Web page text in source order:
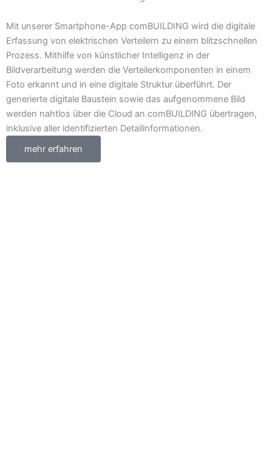
Mit unserer Smartphone-App comBUILDING wird die digitale
Erfassung von elektrischen Verteilern zu einem blitzschnellen
Prozess. Mithilfe von künstlicher Intelligenz in der
Bildverarbeitung werden die Verteilerkomponenten in einem
Foto erkannt und in eine digitale Struktur überführt. Der
generierte digitale Baustein sowie das aufgenommene Bild
werden nahtlos über die Cloud an comBUILDING übertragen,
inklusive aller identifizierten Detailinformationen.
mehr erfahren